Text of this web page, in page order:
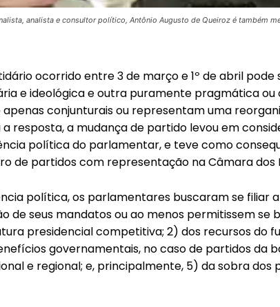
analista e consultor político, Antônio Augusto de Queiroz é também
ocorrido entre 3 de março e 1º de abril pode
e ideológica e outra puramente pragmática ou
apenas conjunturais ou representam uma
resposta, a mudança de partido levou em
política do parlamentar, e teve como
de partidos com representação na Câmara dos
política, os parlamentares buscaram se filiar
de seus mandatos ou ao menos permitissem se
presidencial competitiva; 2) dos recursos do
governamentais, no caso de partidos da
e regional; e, principalmente, 5) da sobra dos